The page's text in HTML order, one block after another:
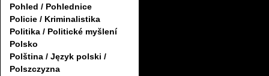
Pohled / Pohlednice
Policie / Kriminalistika
Politika / Politické myšlení
Polsko
Polština / Język polski /
Polszczyzna